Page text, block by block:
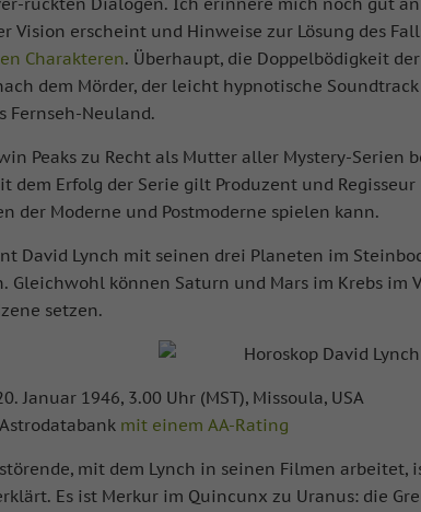
Vision erscheint und Hinweise zur Lösung des
Charakteren. Überhaupt, die Doppelbödigkeit
dem Mörder, der leicht hypnotische
Fernseh-Neuland.
Peaks zu Recht als Mutter aller Mystery-Serien
dem Erfolg der Serie gilt Produzent und
der Moderne und Postmoderne spielen kann.
David Lynch mit seinen drei Planeten im
Gleichwohl können Saturn und Mars im Krebs im
setzen.
Januar 1946, 3.00 Uhr (MST), Missoula, USA
mit einem AA-Rating
mit dem Lynch in seinen Filmen
Es ist Merkur im Quincunx zu Uranus: die